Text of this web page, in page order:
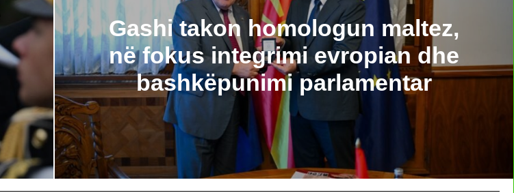
Gashi takon homologun maltez,
në fokus integrimi evropian dhe
bashkëpunimi parlamentar